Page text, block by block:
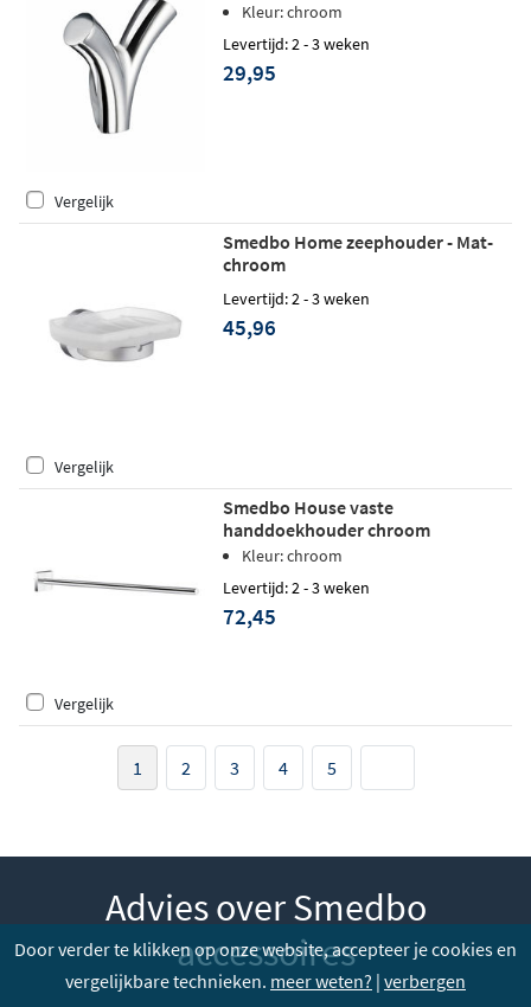
Door verder te klikken op onze website, accepteer je cookies en
vergelijkbare technieken. meer weten? | verbergen
Kleur: chroom
Levertijd: 2 - 3 weken
29,95
Vergelijk
Smedbo Home zeephouder - Mat-
chroom
Levertijd: 2 - 3 weken
45,96
Vergelijk
Smedbo House vaste
handdoekhouder chroom
Kleur: chroom
Levertijd: 2 - 3 weken
72,45
Vergelijk
1 2 3 4 5
Advies over Smedbo
accessoires